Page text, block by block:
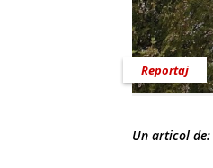
Reportaj
Un articol de: